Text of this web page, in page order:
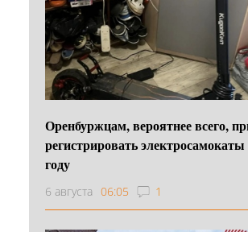
Оренбуржцам, вероятнее всего,
регистрировать
году
6 августа 06:05 1